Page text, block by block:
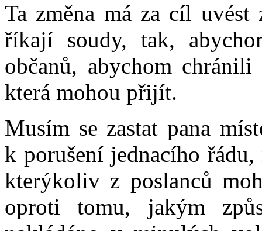
Ta změna má za cíl
říkají soudy, tak,
občanů, abychom
která mohou přijít.
Musím se zastat pana
k porušení jednacího
kterýkoliv z poslanců
oproti tomu, jakým